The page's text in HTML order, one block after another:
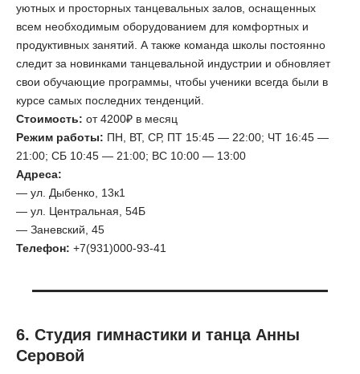
уютных и просторных танцевальных залов, оснащенных
всем необходимым оборудованием для комфортных и
продуктивных занятий. А также команда школы постоянно
следит за новинками танцевальной индустрии и обновляет
свои обучающие программы, чтобы ученики всегда были в
курсе самых последних тенденций.
Стоимость: от 4200₽ в месяц
Режим работы: ПН, ВТ, СР, ПТ 15:45 — 22:00; ЧТ 16:45 —
21:00; СБ 10:45 — 21:00; ВС 10:00 — 13:00
Адреса:
— ул. Дыбенко, 13к1
— ул. Центральная, 54Б
— Заневский, 45
Телефон: +7(931)000-93-41
6. Студия гимнастики и танца Анны
Серовой